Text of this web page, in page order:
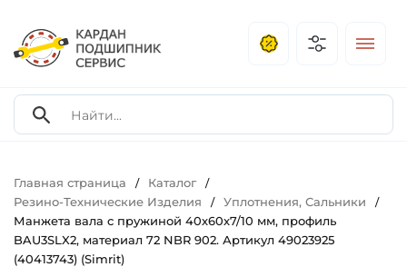
Главная страница / Каталог /
Резино-Технические Изделия / Уплотнения, Сальники /
Манжета вала с пружиной 40х60х7/10 мм, профиль
BAU3SLX2, материал 72 NBR 902. Артикул 49023925
(40413743) (Simrit)